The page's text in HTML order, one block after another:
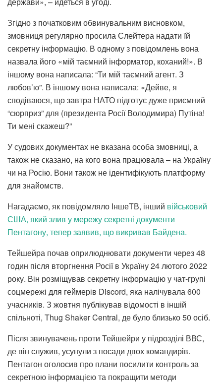
Згідно з початковим обвинувальним висновком,
змовниця регулярно просила Слейтера надати їй
секретну інформацію. В одному з повідомлень вона
назвала його «мій таємний інформатор, коханий!». В
іншому вона написала: “Ти мій таємний агент. З
любов’ю”. В іншому вона написала: «Дейве, я
сподіваюся, що завтра НАТО підготує дуже приємний
“сюрприз” для (президента Росії Володимира) Путіна!
Ти мені скажеш?”
У судових документах не вказана особа змовниці, а
також не сказано, на кого вона працювала – на Україну
чи на Росію. Вони також не ідентифікують платформу
для знайомств.
Нагадаємо, як повідомляло ІншеТВ, інший військовий
США, який злив у мережу секретні документи
Пентагону, тепер заявив, що викривав Байдена.
Тейшейра почав оприлюднювати документи через 48
годин після вторгнення Росії в Україну 24 лютого 2022
року. Він розміщував секретну інформацію у чат-групі
соцмережі для геймерів Discord, яка налічувала 600
учасників. З жовтня публікував відомості в іншій
спільноті, Thug Shaker Central, де було близько 50 осіб.
Після звинувачень проти Тейшейри у підрозділі ВВС,
де він служив, усунули з посади двох командирів.
Пентагон оголосив про плани посилити контроль за
секретною інформацією та покращити методи